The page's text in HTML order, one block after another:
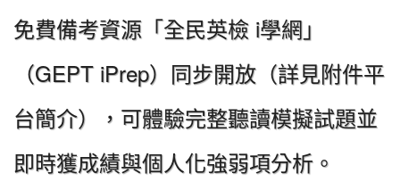
免費備考資源「全民英檢 i學網」
（GEPT iPrep）同步開放（詳見附件平
台簡介），可體驗完整聽讀模擬試題並
即時獲成績與個人化強弱項分析。